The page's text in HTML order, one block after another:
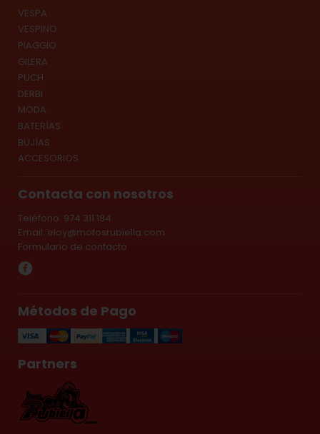
VESPA
VESPINO
PIAGGIO
GILERA
PUCH
DERBI
MODA
BATERÍAS
BUJÍAS
ACCESORIOS
Contacta con nosotros
Teléfono: 974 311 184
Email: eloy@motosrubiella.com
Formulario de contacto
Métodos de Pago
Partners